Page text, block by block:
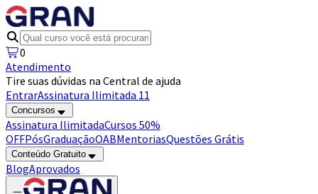
0
Atendimento
Tire suas dúvidas na Central de ajuda
EntrarAssinatura Ilimitada 11
Concursos
Assinatura IlimitadaCursos 50%
OFFPósGraduaçãoOABMentoriasQuestões Grátis
Conteúdo Gratuito
BlogAprovados